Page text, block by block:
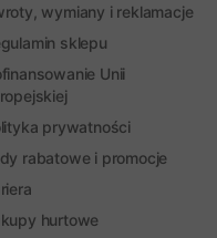
wymiany i reklamacje
sklepu
Unii
prywatności
rabatowe i promocje
hurtowe